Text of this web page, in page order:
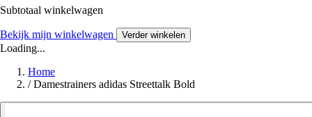
Subtotaal winkelwagen
Bekijk mijn winkelwagen Verder winkelen
Loading...
Home
/ Damestrainers adidas Streettalk Bold